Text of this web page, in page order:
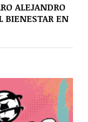
ALEJANDRO
BIENESTAR EN